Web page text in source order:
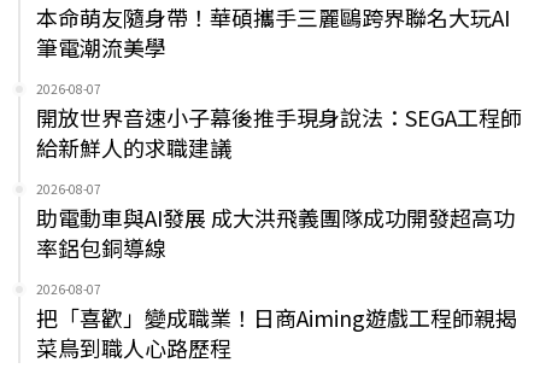
本命萌友隨身帶！華碩攜手三麗鷗跨界聯名大玩AI
筆電潮流美學
2026-08-07
開放世界音速小子幕後推手現身說法：SEGA工程師
給新鮮人的求職建議
2026-08-07
助電動車與AI發展 成大洪飛義團隊成功開發超高功
率鋁包銅導線
2026-08-07
把「喜歡」變成職業！日商Aiming遊戲工程師親揭
菜鳥到職人心路歷程